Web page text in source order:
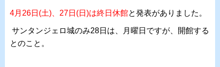
4月26日(土)、27日(日)は終日休館と発表がありました。
サンタンジェロ城のみ28日は、月曜日ですが、開館する
とのこと。